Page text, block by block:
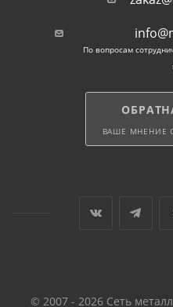
По вопросам
ВАШЕ МНЕНИЕ
© 2007 - 2026 Сеть